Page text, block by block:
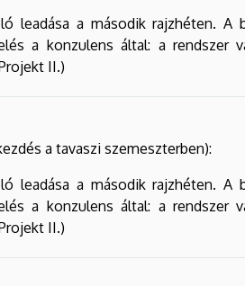
leadása a második rajzhéten.
a konzulens által: a
II.)
a tavaszi szemeszterben):
leadása a második rajzhéten.
a konzulens által: a
II.)